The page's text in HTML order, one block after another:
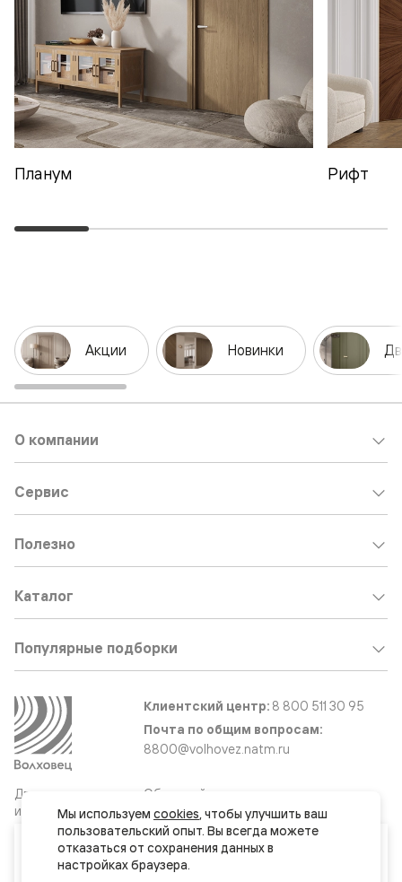
Ваш город
Якутск
Планум Рифт
Акции Новинки
Двери
и интерьерные
решения
О компании
Сервис
Полезно
Каталог
Популярные подборки
Клиентский центр: 8 800 511 30 95
Почта по общим вопросам:
8800@volhovez.natm.ru
Обратный звонок
Сайт не является публичной офертой
Мы используем cookies, чтобы улучшить ваш
пользовательский опыт. Вы всегда можете
отказаться от сохранения данных в